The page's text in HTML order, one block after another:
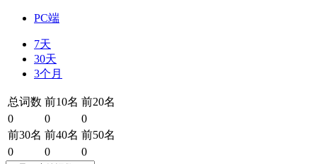
PC端
7天
30天
3个月
总词数 前10名 前20名
0
0
0
前30名 前40名 前50名
0
0 0